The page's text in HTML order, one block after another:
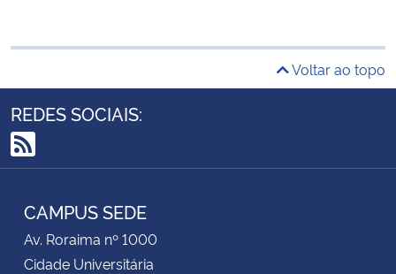
Voltar ao topo
REDES SOCIAIS:
RSS
CAMPUS SEDE
Av. Roraima nº 1000
Cidade Universitária